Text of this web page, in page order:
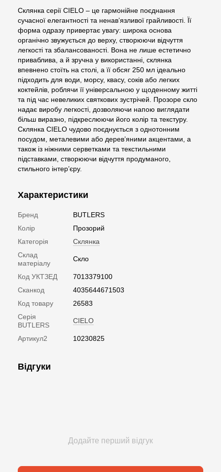
Склянка серії CIELO – це гармонійне поєднання
сучасної елегантності та ненав’язливої грайливості. Її
форма одразу привертає увагу: широка основа
органічно звужується до верху, створюючи відчуття
легкості та збалансованості. Вона не лише естетично
приваблива, а й зручна у використанні, склянка
впевнено стоїть на столі, а її обсяг 250 мл ідеально
підходить для води, морсу, квасу, соків або легких
коктейлів, роблячи її універсальною у щоденному житті
та під час невеликих святкових зустрічей. Прозоре скло
надає виробу легкості, дозволяючи напою виглядати
більш виразно, підкреслюючи його колір та текстуру.
Склянка CIELO чудово поєднується з однотонним
посудом, металевими або дерев’яними акцентами, а
також із ніжними серветками та текстильними
підставками, створюючи відчуття продуманого,
стильного інтер’єру.
Характеристики
Бренд
BUTLERS
Колір
Прозорий
Категорія
Склянка
Склад
матеріалу
Скло
Код УКТЗЕД
7013379100
Сканкод
4035644671503
Код товару
26583
Серія
BUTLERS
CIELO
Артикул2 10230825
Відгуки
Додайте перший відгук